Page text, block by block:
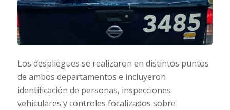
Los despliegues se realizaron en distintos puntos
de ambos departamentos e incluyeron
identificación de personas, inspecciones
vehiculares y controles focalizados sobre